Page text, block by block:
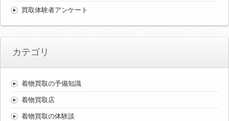
買取体験者アンケート
カテゴリ
着物買取の予備知識
着物買取店
着物買取の体験談